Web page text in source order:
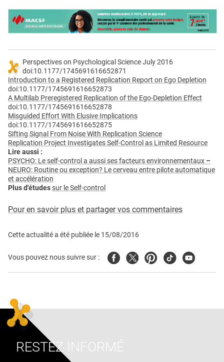
Perspectives on Psychological Science July 2016
doi:10.1177/1745691616652871
Introduction to a Registered Replication Report on Ego Depletion
doi:10.1177/1745691616652873
A Multilab Preregistered Replication of the Ego-Depletion Effect
doi:10.1177/1745691616652878
Misguided Effort With Elusive Implications
doi:10.1177/1745691616652875
Sifting Signal From Noise With Replication Science
Replication Project Investigates Self-Control as Limited Resource
Lire aussi :
PSYCHO: Le self-control a aussi ses facteurs environnementaux –
NEURO: Routine ou exception? Le cerveau entre pilote automatique
et accélération
Plus d'étudessur le Self-control
Pour en savoir plus et partager vos commentaires
Cette actualité a été publiée le 15/08/2016
Vous pouvez nous suivre sur : FacebookTwitterPinterest
TiktokYoutube
RESTEZ INFORMÉ